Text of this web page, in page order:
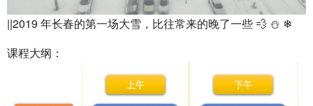
||2019 年长春的第一场大雪，比往常来的晚了一些 💨 ⛄ ❄
课程大纲：